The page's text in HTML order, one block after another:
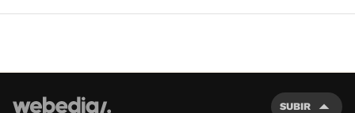
SUBIR